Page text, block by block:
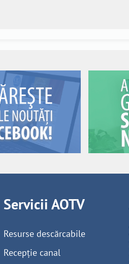
Servicii AOTV
Resurse descărcabile
Recepție canal